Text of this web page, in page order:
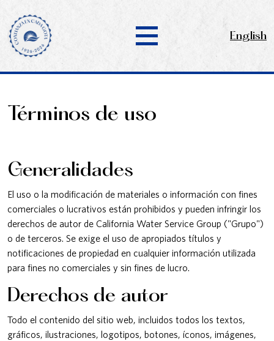
English
Términos de uso
Generalidades
El uso o la modificación de materiales o información con fines
comerciales o lucrativos están prohibidos y pueden infringir los
derechos de autor de California Water Service Group ("Grupo")
o de terceros. Se exige el uso de apropiados títulos y
notificaciones de propiedad en cualquier información utilizada
para fines no comerciales y sin fines de lucro.
Derechos de autor
Todo el contenido del sitio web, incluidos todos los textos,
gráficos, ilustraciones, logotipos, botones, íconos, imágenes,